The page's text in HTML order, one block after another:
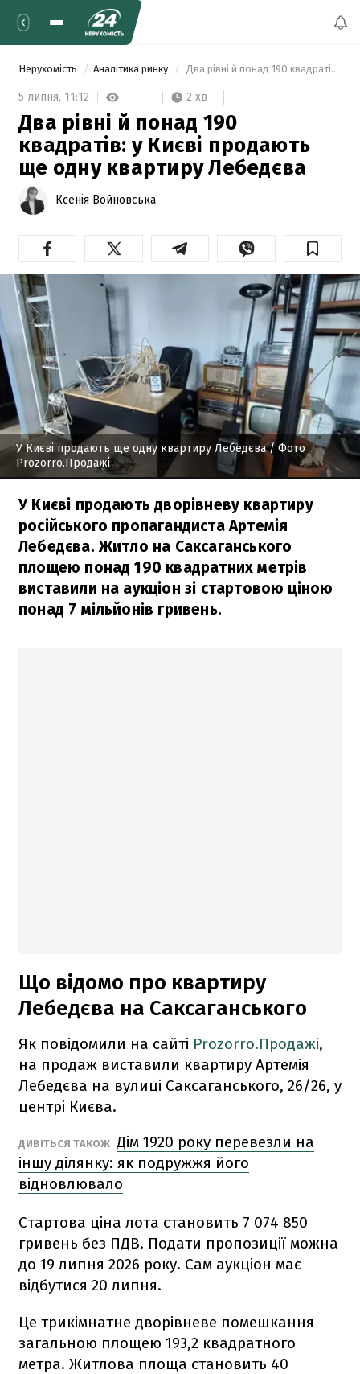
Нерухомість Аналітика ринку Два рівні й понад 190 квадратів: у Києві продають ще одну квартиру Лебедєва
5 липня, 11:12 2 хв
Два рівні й понад 190
квадратів: у Києві продають
ще одну квартиру Лебедєва
Ксенія Войновська
У Києві продають ще одну квартиру Лебедєва/ Фото
Prozorro.Продажі
У Києві продають дворівневу квартиру
російського пропагандиста Артемія
Лебедєва. Житло на Саксаганського
площею понад 190 квадратних метрів
виставили на аукціон зі стартовою ціною
понад 7 мільйонів гривень.
Що відомо про квартиру
Лебедєва на Саксаганського
Як повідомили на сайті Prozorro.Продажі,
на продаж виставили квартиру Артемія
Лебедєва на вулиці Саксаганського, 26/26, у
центрі Києва.
ДИВІТЬСЯ ТАКОЖ Дім 1920 року перевезли на
іншу ділянку: як подружжя його
відновлювало
Стартова ціна лота становить 7 074 850
гривень без ПДВ. Подати пропозиції можна
до 19 липня 2026 року. Сам аукціон має
відбутися 20 липня.
Це трикімнатне дворівневе помешкання
загальною площею 193,2 квадратного
метра. Житлова площа становить 40